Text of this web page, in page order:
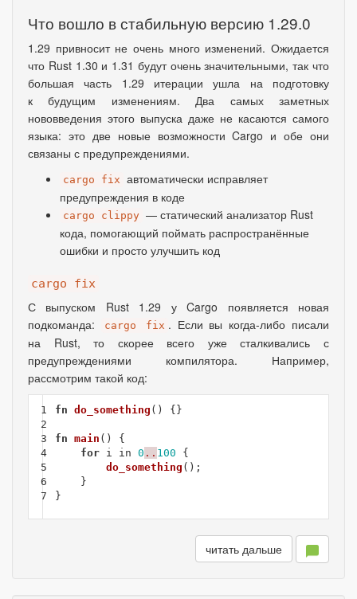
Что вошло в стабильную версию 1.29.0
1.29 привносит не очень много изменений. Ожидается
что Rust 1.30 и 1.31 будут очень значительными, так что
большая часть 1.29 итерации ушла на подготовку
к будущим изменениям. Два самых заметных
нововведения этого выпуска даже не касаются самого
языка: это две новые возможности Cargo и обе они
связаны с предупреждениями.
cargo fix автоматически исправляет
предупреждения в коде
cargo clippy — статический анализатор Rust
кода, помогающий поймать распространённые
ошибки и просто улучшить код
cargo fix
С выпуском Rust 1.29 у Cargo появляется новая
подкоманда:
cargo fix . Если вы когда-либо писали
на Rust, то скорее всего уже сталкивались с
предупреждениями компилятора. Например,
рассмотрим такой код:
1
2
3
4
5
6
7
fn do_something () {}
fn main ()
{
for
i in 0 .. 100
{
do_something ();
}
}
читать дальше